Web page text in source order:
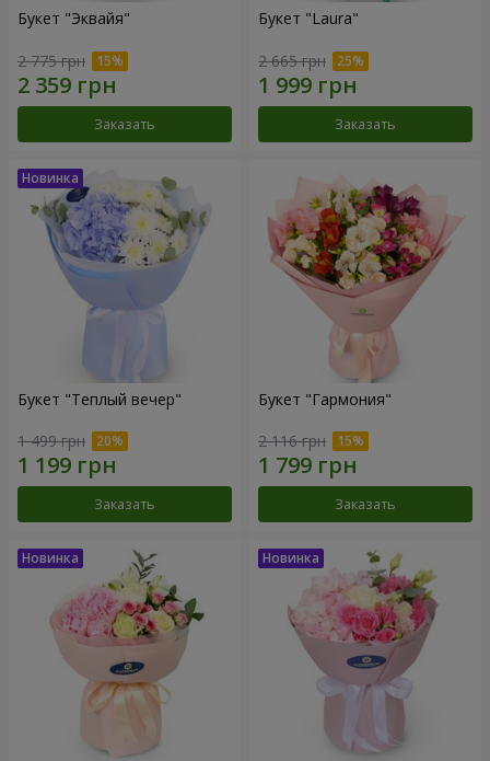
Букет "Эквайя"
2 775 грн
Заказать
Букет "Laura"
2 665 грн
Заказать
Букет "Теплый вечер"
1 499 грн
Заказать
Букет "Гармония"
2 116 грн
Заказать